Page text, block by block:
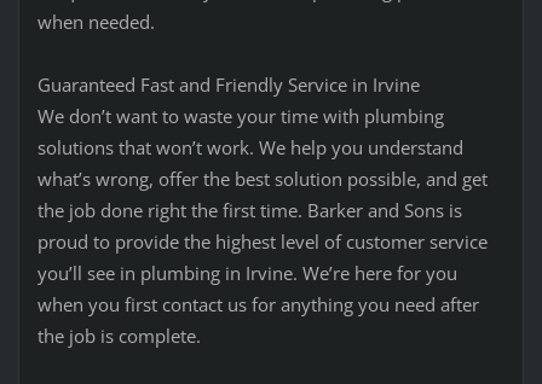
when needed.
Guaranteed Fast and Friendly Service in Irvine
We don’t want to waste your time with plumbing
solutions that won’t work. We help you understand
what’s wrong, offer the best solution possible, and get
the job done right the first time. Barker and Sons is
proud to provide the highest level of customer service
you’ll see in plumbing in Irvine. We’re here for you
when you first contact us for anything you need after
the job is complete.